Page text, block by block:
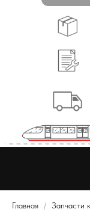
по
Главная Запчасти